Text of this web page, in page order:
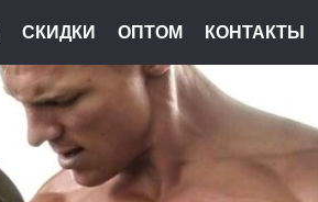
СКИДКИ ОПТОМ КОНТАКТЫ